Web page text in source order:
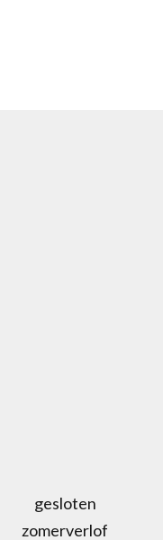
gesloten
zomerverlof